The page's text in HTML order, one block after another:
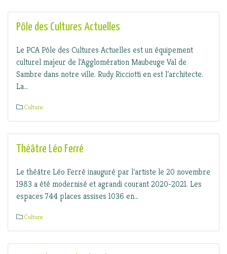
Pôle des Cultures Actuelles
Le PCA Pôle des Cultures Actuelles est un équipement
culturel majeur de l’Agglomération Maubeuge Val de
Sambre dans notre ville. Rudy Ricciotti en est l’architecte.
La…
Culture
Théâtre Léo Ferré
Le théâtre Léo Ferré inauguré par l’artiste le 20 novembre
1983 a été modernisé et agrandi courant 2020-2021. Les
espaces 744 places assises 1036 en…
Culture